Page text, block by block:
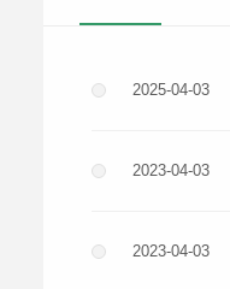
2025-04-03
2023-04-03
2023-04-03